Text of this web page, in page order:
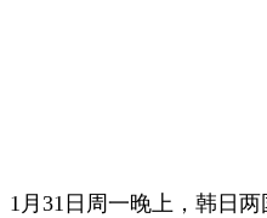
1月31日周一晚上，韩日